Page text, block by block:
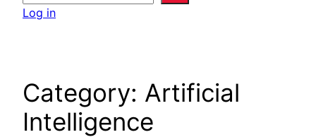
e
Log in
Category: Artificial
Intelligence